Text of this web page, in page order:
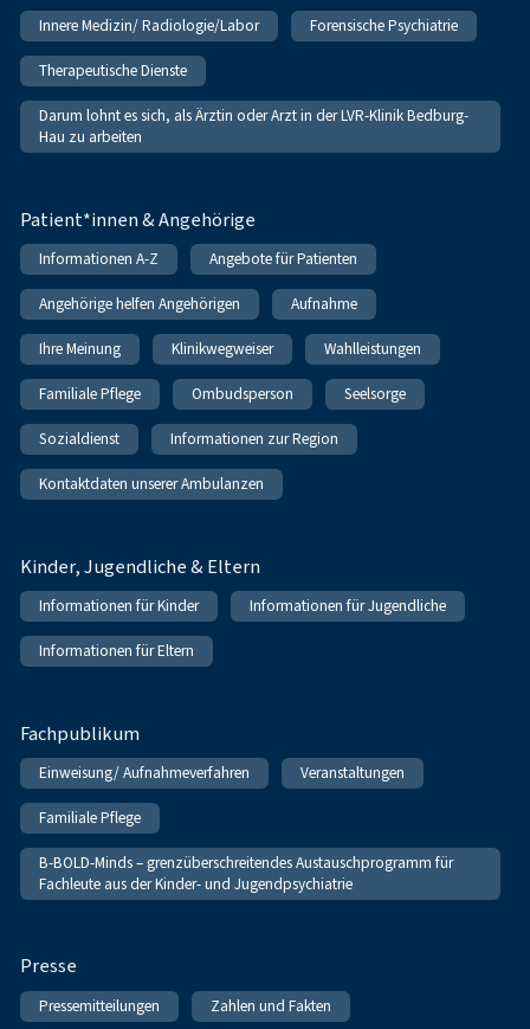
Innere Medizin/ Radiologie/Labor Forensische Psychiatrie
Therapeutische Dienste
Darum lohnt es sich, als Ärztin oder Arzt in der LVR-Klinik Bedburg-
Hau zu arbeiten
Patient*innen & Angehörige
Informationen A-Z Angebote für Patienten
Angehörige helfen Angehörigen Aufnahme
Ihre Meinung Klinikwegweiser Wahlleistungen
Familiale Pflege Ombudsperson Seelsorge
Sozialdienst Informationen zur Region
Kontaktdaten unserer Ambulanzen
Kinder, Jugendliche & Eltern
Informationen für Kinder Informationen für Jugendliche
Informationen für Eltern
Fachpublikum
Einweisung/ Aufnahmeverfahren Veranstaltungen
Familiale Pflege
B-BOLD-Minds – grenzüberschreitendes Austauschprogramm für
Fachleute aus der Kinder- und Jugendpsychiatrie
Presse
Pressemitteilungen Zahlen und Fakten